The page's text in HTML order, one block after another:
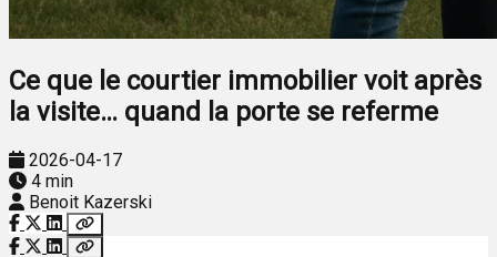
Ce que le courtier immobilier voit après
la visite… quand la porte se referme
2026-04-17
4 min
Benoit Kazerski